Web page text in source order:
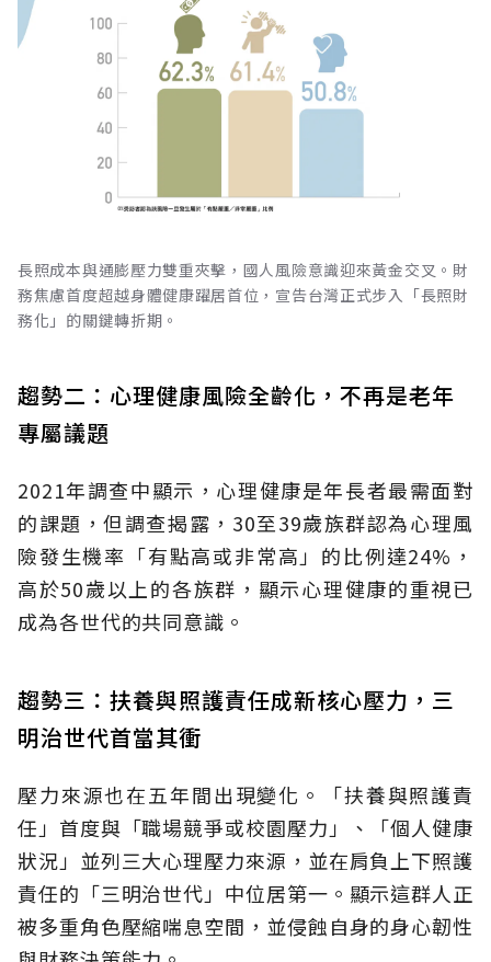
長照成本與通膨壓力雙重夾擊，國人風險意識迎來黃金交叉。財
務焦慮首度超越身體健康躍居首位，宣告台灣正式步入「長照財
務化」的關鍵轉折期。
趨勢二：心理健康風險全齡化，不再是老年
專屬議題
2021年調查中顯示，心理健康是年長者最需面對
的課題，但調查揭露，30至39歲族群認為心理風
險發生機率「有點高或非常高」的比例達24%，
高於50歲以上的各族群，顯示心理健康的重視已
成為各世代的共同意識。
趨勢三：扶養與照護責任成新核心壓力，三
明治世代首當其衝
壓力來源也在五年間出現變化。「扶養與照護責
任」首度與「職場競爭或校園壓力」、「個人健康
狀況」並列三大心理壓力來源，並在肩負上下照護
責任的「三明治世代」中位居第一。顯示這群人正
被多重角色壓縮喘息空間，並侵蝕自身的身心韌性